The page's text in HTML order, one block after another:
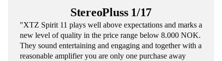
StereoPluss 1/17
"XTZ Spirit 11 plays well above expectations and marks a
new level of quality in the price range below 8.000 NOK.
They sound entertaining and engaging and together with a
reasonable amplifier you are only one purchase away